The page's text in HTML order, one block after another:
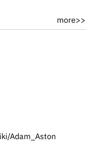
more>>
Adam_Aston